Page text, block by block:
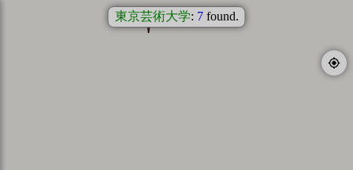
東京芸術大学: 7found.